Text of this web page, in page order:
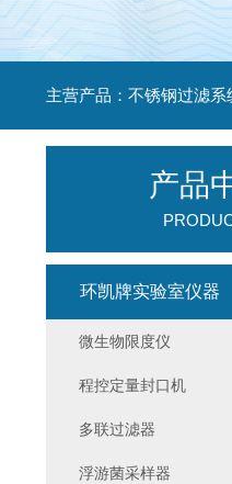
产品
环凯牌实验室仪器
微生物限度仪
程控定量封口机
多联过滤器
浮游菌采样器